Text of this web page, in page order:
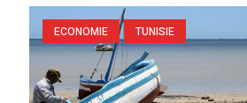
ECONOMIE TUNISIE